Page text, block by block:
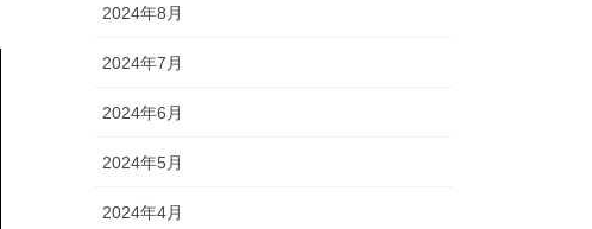
2024年8月
2024年7月
2024年6月
2024年5月
2024年4月